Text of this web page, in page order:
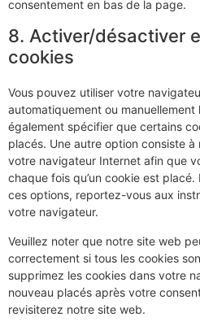
consentement en bas de la page.
8. Activer/désactiver
cookies
Vous pouvez utiliser votre
automatiquement ou manuellement
également spécifier que certains
placés. Une autre option consiste
votre navigateur Internet afin que
chaque fois qu’un cookie est placé.
ces options, reportez-vous aux
votre navigateur.
Veuillez noter que notre site web
correctement si tous les cookies
supprimez les cookies dans votre
nouveau placés après votre
revisiterez notre site web.